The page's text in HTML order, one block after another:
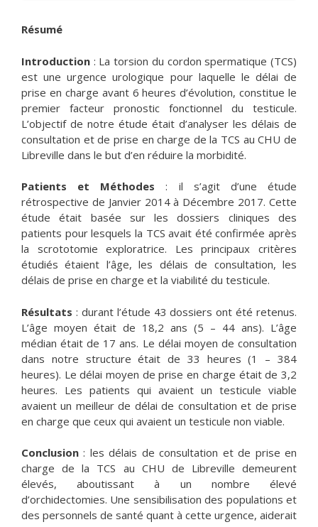
Résumé
Introduction : La torsion du cordon spermatique (TCS)
est une urgence urologique pour laquelle le délai de
prise en charge avant 6 heures d’évolution, constitue le
premier facteur pronostic fonctionnel du testicule.
L’objectif de notre étude était d’analyser les délais de
consultation et de prise en charge de la TCS au CHU de
Libreville dans le but d’en réduire la morbidité.
Patients et Méthodes : il s’agit d’une étude
rétrospective de Janvier 2014 à Décembre 2017. Cette
étude était basée sur les dossiers cliniques des
patients pour lesquels la TCS avait été confirmée après
la scrototomie exploratrice. Les principaux critères
étudiés étaient l’âge, les délais de consultation, les
délais de prise en charge et la viabilité du testicule.
Résultats : durant l’étude 43 dossiers ont été retenus.
L’âge moyen était de 18,2 ans (5 – 44 ans). L’âge
médian était de 17 ans. Le délai moyen de consultation
dans notre structure était de 33 heures (1 – 384
heures). Le délai moyen de prise en charge était de 3,2
heures. Les patients qui avaient un testicule viable
avaient un meilleur de délai de consultation et de prise
en charge que ceux qui avaient un testicule non viable.
Conclusion : les délais de consultation et de prise en
charge de la TCS au CHU de Libreville demeurent
élevés, aboutissant à un nombre élevé
d’orchidectomies. Une sensibilisation des populations et
des personnels de santé quant à cette urgence, aiderait